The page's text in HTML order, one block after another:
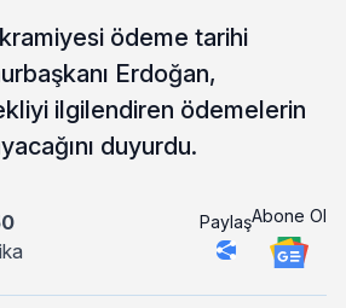
ödeme tarihi
Erdoğan,
ilgilendiren ödemelerin
duyurdu.
PaylaşAbone Ol